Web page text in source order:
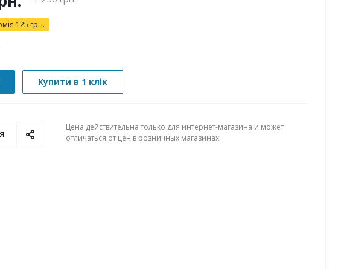
125 грн.
Купити в 1 клік
Цена действительна только для интернет-магазина и может
отличаться от цен в розничных магазинах